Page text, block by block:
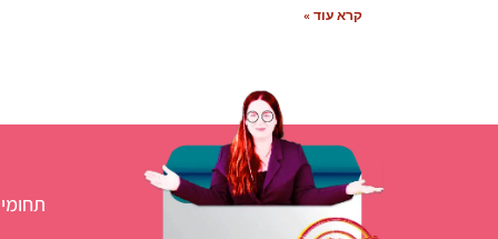
קרא עוד »